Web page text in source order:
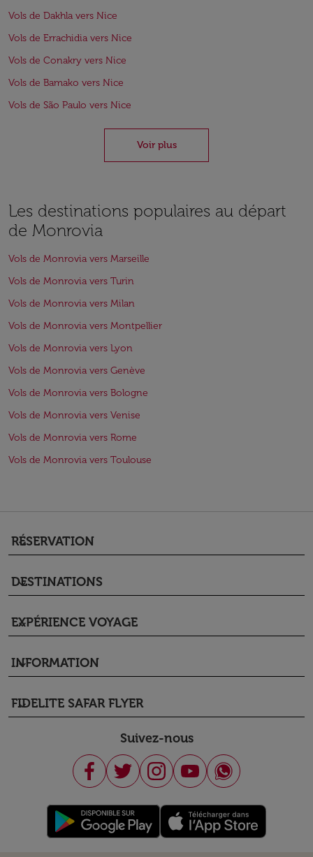
Vols de Dakhla vers Nice
Vols de Errachidia vers Nice
Vols de Conakry vers Nice
Vols de Bamako vers Nice
Vols de São Paulo vers Nice
Voir plus
Les destinations populaires au départ
de Monrovia
Vols de Monrovia vers Marseille
Vols de Monrovia vers Turin
Vols de Monrovia vers Milan
Vols de Monrovia vers Montpellier
Vols de Monrovia vers Lyon
Vols de Monrovia vers Genève
Vols de Monrovia vers Bologne
Vols de Monrovia vers Venise
Vols de Monrovia vers Rome
Vols de Monrovia vers Toulouse
RÉSERVATION
keyboard_arrow_down
DESTINATIONS
keyboard_arrow_down
EXPÉRIENCE VOYAGE
keyboard_arrow_down
INFORMATION
keyboard_arrow_down
FIDELITE SAFAR FLYER
keyboard_arrow_down
Suivez-nous